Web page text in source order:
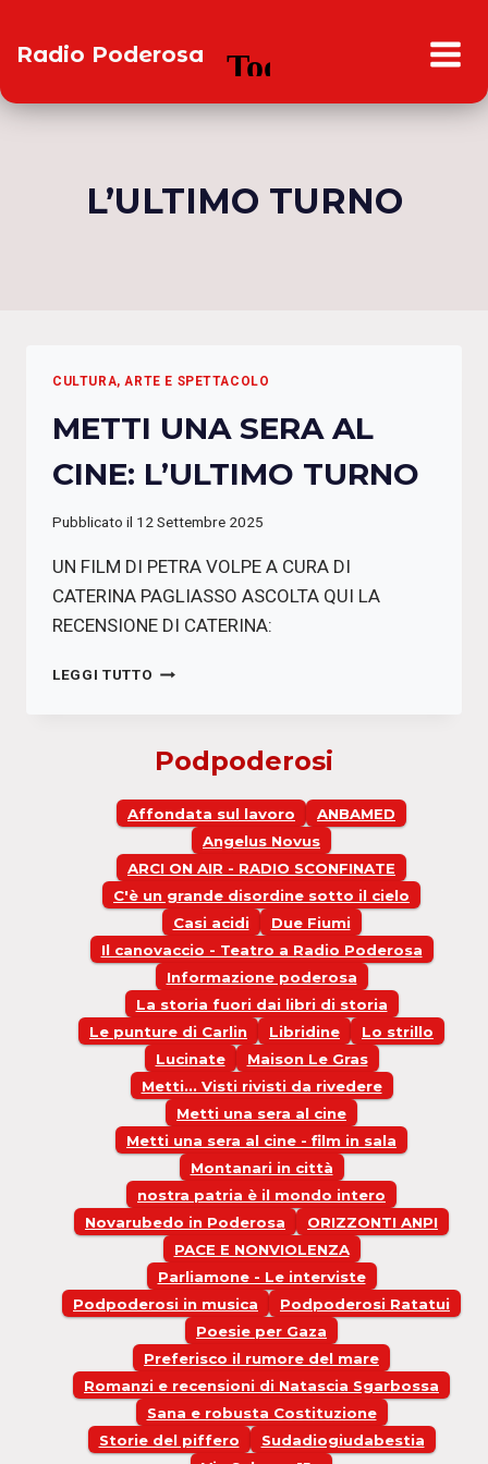
Radio Poderosa
L’ULTIMO TURNO
CULTURA, ARTE E SPETTACOLO
METTI UNA SERA AL
CINE: L’ULTIMO TURNO
Pubblicato il 12 Settembre 2025
UN FILM DI PETRA VOLPE A CURA DI
CATERINA PAGLIASSO ASCOLTA QUI LA
RECENSIONE DI CATERINA:
LEGGI TUTTO METTI
CINE:
TURNO
Podpoderosi
Affondata sul lavoro
ANBAMED
Angelus Novus
ARCI ON AIR - RADIO SCONFINATE
C'è un grande disordine sotto il cielo
Casi acidi
Due Fiumi
Il canovaccio - Teatro a Radio Poderosa
Informazione poderosa
La storia fuori dai libri di storia
Le punture di Carlin
Libridine
Lo strillo
Lucinate
Maison Le Gras
Metti... Visti rivisti da rivedere
Metti una sera al cine
Metti una sera al cine - film in sala
Montanari in città
nostra patria è il mondo intero
Novarubedo in Poderosa
ORIZZONTI ANPI
PACE E NONVIOLENZA
Parliamone - Le interviste
Podpoderosi in musica
Podpoderosi Ratatui
Poesie per Gaza
Preferisco il rumore del mare
Romanzi e recensioni di Natascia Sgarbossa
Sana e robusta Costituzione
Storie del piffero
Sudadiogiudabestia